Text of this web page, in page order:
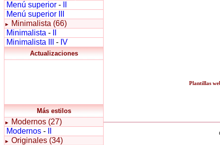
Menú superior -
Menú superior III
►
Minimalista (66)
Minimalista -
Minimalista III
- IV
Actualizaciones
Más estilos
►
Modernos (27)
Modernos -
► Originales (34)
Plantillas